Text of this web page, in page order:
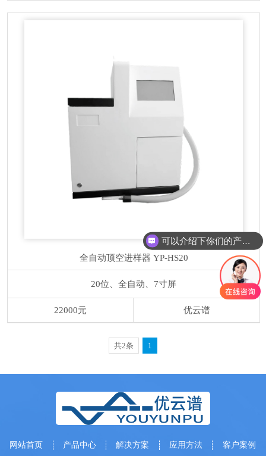
全自动顶空进样器 YP-HS20
20位、全自动、7寸屏
22000元 优云谱
共2条 1
网站首页 产品中心 解决方案 应用方法
客户案例
可以介绍下你们的产品么